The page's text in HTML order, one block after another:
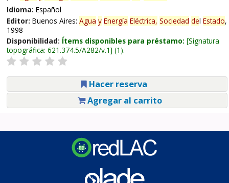
Idioma: Español
Editor: Buenos Aires: Agua y Energía Eléctrica, Sociedad del Estado,
1998
Disponibilidad: Ítems disponibles para préstamo: Signatura
topográfica: 621.374.5/A282/v.1 (1).
Hacer reserva
Agregar al carrito